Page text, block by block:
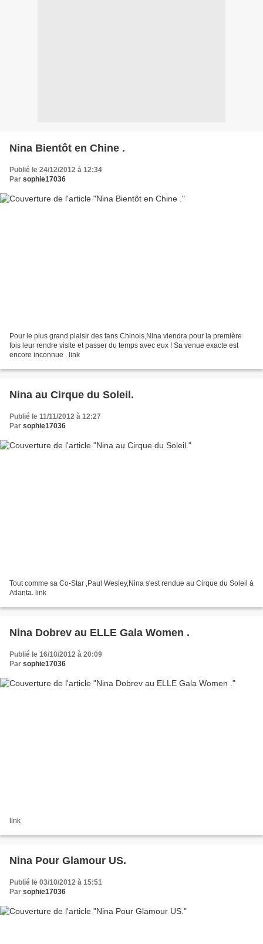
Nina Bientôt en Chine .
Publié le 24/12/2012 à 12:34
Par sophie17036
Pour le plus grand plaisir des fans Chinois,Nina viendra pour la première
fois leur rendre visite et passer du temps avec eux ! Sa venue exacte est
encore inconnue . link
Nina au Cirque du Soleil.
Publié le 11/11/2012 à 12:27
Par sophie17036
Tout comme sa Co-Star ,Paul Wesley,Nina s'est rendue au Cirque du Soleil à
Atlanta. link
Nina Dobrev au ELLE Gala Women .
Publié le 16/10/2012 à 20:09
Par sophie17036
link
Nina Pour Glamour US.
Publié le 03/10/2012 à 15:51
Par sophie17036